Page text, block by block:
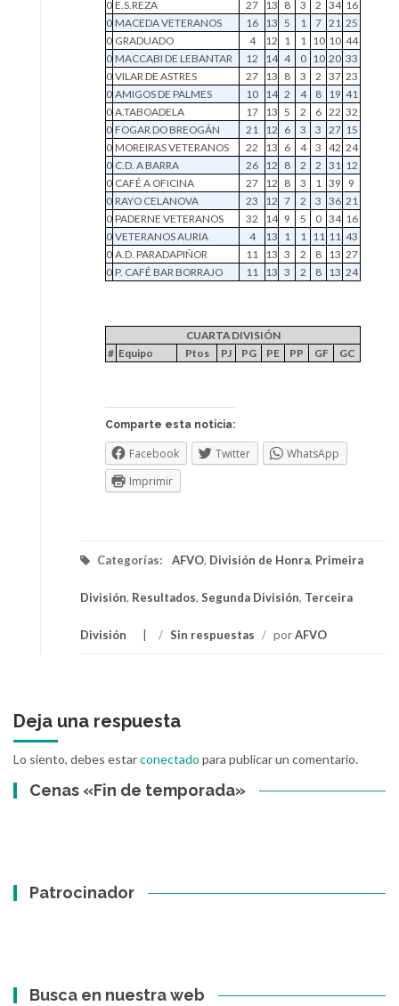
0 E.S.REZA 27 13 8 3 2 34 16
0 MACEDA VETERANOS 16 13 5 1 7 21 25
0 GRADUADO 4 12 1 1 10 10 44
0 MACCABI DE LEBANTAR 12 14 4 0 10 20 33
0 VILAR DE ASTRES 27 13 8 3 2 37 23
0 AMIGOS DE PALMES 10 14 2 4 8 19 41
0 A.TABOADELA 17 13 5 2 6 22 32
0 FOGAR DO BREOGÁN 21 12 6 3 3 27 15
0 MOREIRAS VETERANOS 22 13 6 4 3 42 24
0 C.D. A BARRA 26 12 8 2 2 31 12
0 CAFÉ A OFICINA 27 12 8 3 1 39
9
0 RAYO CELANOVA 23 12 7 2 3 36 21
0 PADERNE VETERANOS 32 14 9 5 0 34 16
0 VETERANOS AURIA 4 13 1 1 11 11 43
0 A.D. PARADAPIÑOR 11 13 3 2 8 13 27
0 P. CAFÉ BAR BORRAJO 11 13 3 2 8 13 24
CUARTA DIVISIÓN
# Equipo Ptos PJ PG PE PP GF GC
Comparte esta noticia:
Facebook Twitter
WhatsApp
Imprimir
Categorías: AFVO, División de Honra, Primeira
División, Resultados, Segunda División, Terceira
División / Sin respuestas / porAFVO
Deja una respuesta
Lo siento, debes estarconectado para publicar un comentario.
Cenas «Fin de temporada»
Patrocinador
Busca en nuestra web